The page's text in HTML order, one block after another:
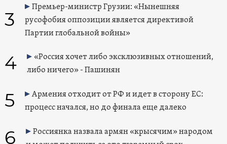
3
Премьер-министр Грузии: «Нынешняя
русофобия оппозиции является директивой
Партии глобальной войны»
4
«Россия хочет либо эксклюзивных отношений,
либо ничего» - Пашинян
5
Армения отходит от РФ и идет в сторону ЕС:
процесс начался, но до финала еще далеко
6
Россиянка назвала армян «крысячим» народом